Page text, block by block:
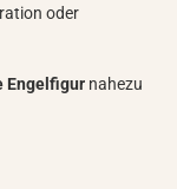
oder
Engelfigur nahezu